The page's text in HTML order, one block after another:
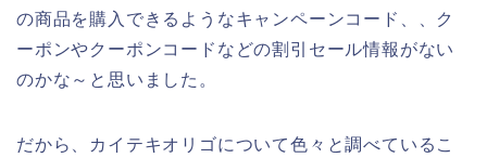
の商品を購入できるようなキャンペーンコード、、ク
ーポンやクーポンコードなどの割引セール情報がない
のかな～と思いました。
だから、カイテキオリゴについて色々と調べているこ